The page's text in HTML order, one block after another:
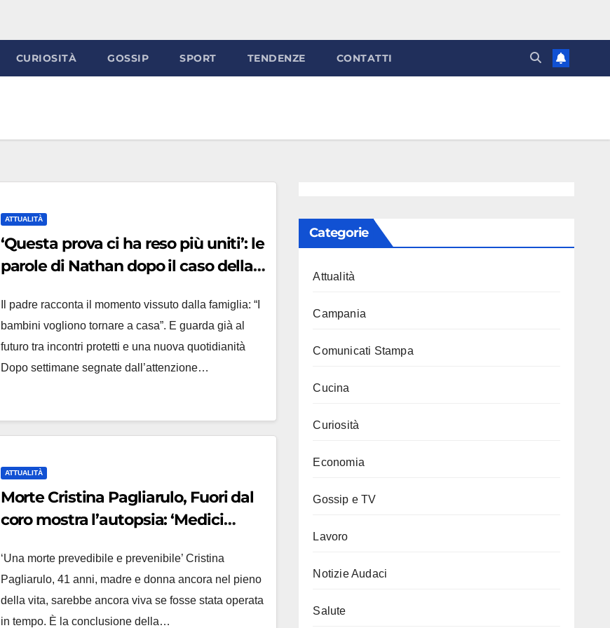
CURIOSITÀ GOSSIP SPORT TENDENZE CONTATTI
ATTUALITÀ
‘Questa prova ci ha reso più uniti’: le
parole di Nathan dopo il caso della
Catherine
Il padre racconta il momento vissuto dalla famiglia: “I
bambini vogliono tornare a casa”. E guarda già al
futuro tra incontri protetti e una nuova quotidianità
Dopo settimane segnate dall’attenzione…
ATTUALITÀ
Morte Cristina Pagliarulo, Fuori dal
coro mostra l’autopsia: ‘Medici
‘Una morte prevedibile e prevenibile’ Cristina
Pagliarulo, 41 anni, madre e donna ancora nel pieno
della vita, sarebbe ancora viva se fosse stata operata
in tempo. È la conclusione della…
Categorie
Attualità
Campania
Comunicati Stampa
Cucina
Curiosità
Economia
Gossip e TV
Lavoro
Notizie Audaci
Salute